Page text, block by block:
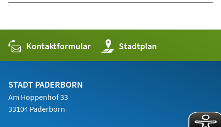
Kontaktformular Stadtplan
(Öffnet
in
einem
STADT PADERBORN
Am Hoppenhof 33
33104 Paderborn